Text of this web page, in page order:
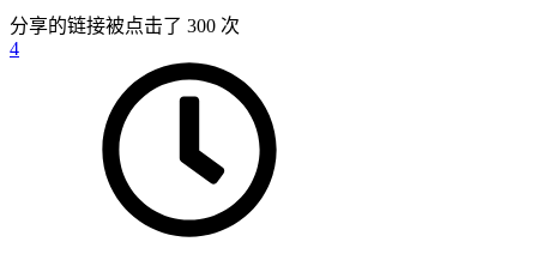
分享的链接被点击了 300 次
4